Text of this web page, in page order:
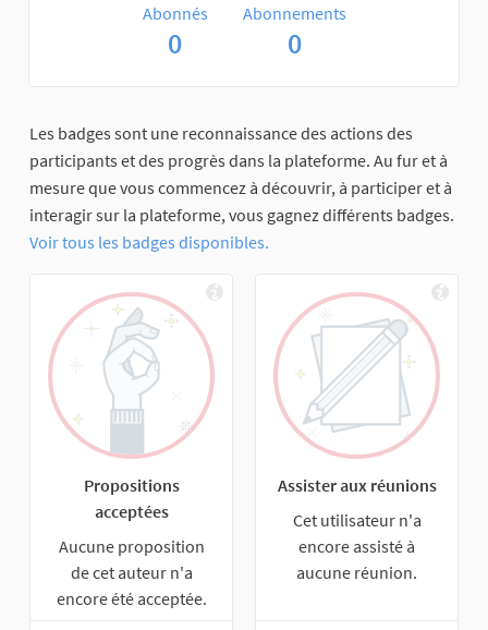
Abonnés
0
Abonnements
0
Les badges sont une reconnaissance des actions des
participants et des progrès dans la plateforme. Au fur et à
mesure que vous commencez à découvrir, à participer et à
interagir sur la plateforme, vous gagnez différents badges.
Voir tous les badges disponibles.
Propositions
acceptées
Aucune proposition
de cet auteur n'a
encore été acceptée.
Assister aux réunions
Cet utilisateur n'a
encore assisté à
aucune réunion.